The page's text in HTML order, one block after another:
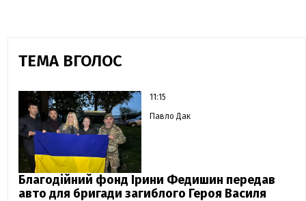
ТЕМА ВГОЛОС
11:15
Павло Дак
Благодійний фонд Ірини Федишин передав
авто для бригади загиблого Героя Василя